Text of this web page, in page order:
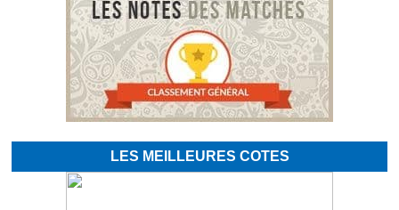
LES MEILLEURES COTES